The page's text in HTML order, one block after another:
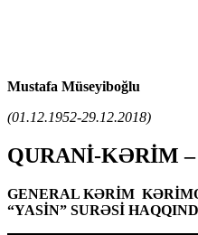
Mustafa Müseyiboğlu
(01.12.1952-29.12.2018)
QURANİ-KƏRİM –
GENERAL KƏRİM
“YASİN” SURƏSİ